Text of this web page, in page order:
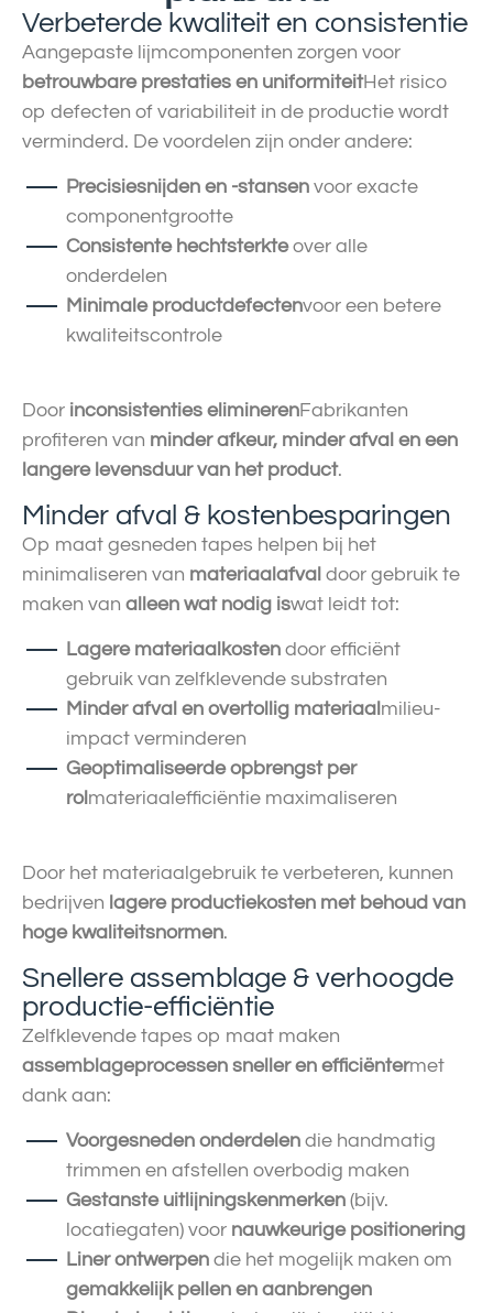
Verbeterde kwaliteit en consistentie
Aangepaste lijmcomponenten zorgen voor
betrouwbare prestaties en uniformiteitHet risico
op defecten of variabiliteit in de productie wordt
verminderd. De voordelen zijn onder andere:
Precisiesnijden en -stansen voor exacte
componentgrootte
Consistente hechtsterkteover alle
onderdelen
Minimale productdefectenvoor een betere
kwaliteitscontrole
Door inconsistenties eliminerenFabrikanten
profiteren van minder afkeur, minder afval en een
langere levensduur van het product.
Minder afval & kostenbesparingen
Op maat gesneden tapes helpen bij het
minimaliseren van materiaalafval door gebruik te
maken van alleen wat nodig iswat leidt tot:
Lagere materiaalkosten door efficiënt
gebruik van zelfklevende substraten
Minder afval en overtollig materiaalmilieu-
impact verminderen
Geoptimaliseerde opbrengst per
rolmateriaalefficiëntie maximaliseren
Door het materiaalgebruik te verbeteren, kunnen
bedrijven lagere productiekosten met behoud van
hoge kwaliteitsnormen.
Snellere assemblage & verhoogde
productie-efficiëntie
Zelfklevende tapes op maat maken
assemblageprocessen sneller en efficiëntermet
dank aan:
Voorgesneden onderdelen die handmatig
trimmen en afstellen overbodig maken
Gestanste uitlijningskenmerken (bijv.
locatiegaten) voor nauwkeurige positionering
Liner ontwerpen die het mogelijk maken om
gemakkelijk pellen en aanbrengen